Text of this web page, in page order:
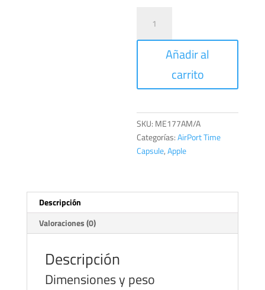
Capsule
802.11acAñadir al
carrito
SKU: ME177AM/A
Categorías:AirPort Time
Capsule,Apple
Descripción
Valoraciones (0)
Descripción
Dimensiones y peso